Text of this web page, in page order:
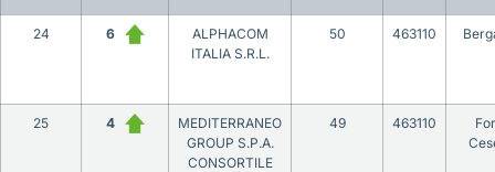
24 6
ALPHACOM
ITALIA S.R.L.
50 463110
25 4
MEDITERRANEO
GROUP S.P.A.
CONSORTILE
49 463110